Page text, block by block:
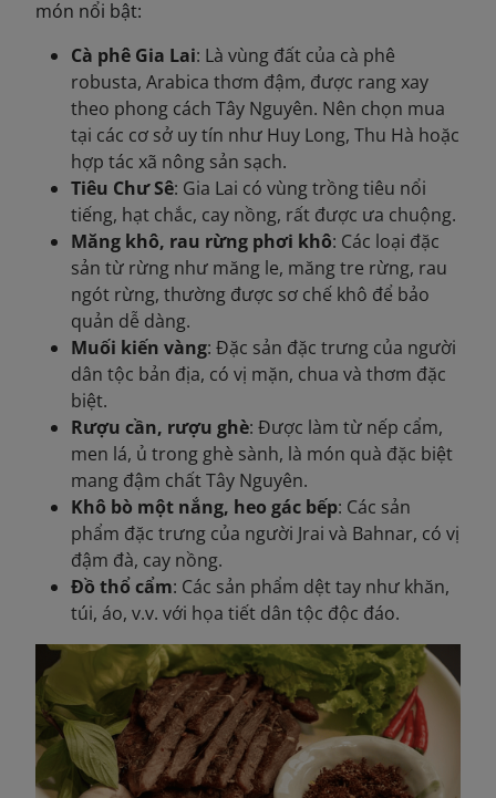
món nổi bật:
Cà phê Gia Lai: Là vùng đất của cà phê
robusta, Arabica thơm đậm, được rang xay
theo phong cách Tây Nguyên. Nên chọn mua
tại các cơ sở uy tín như Huy Long, Thu Hà hoặc
hợp tác xã nông sản sạch.
Tiêu Chư Sê: Gia Lai có vùng trồng tiêu nổi
tiếng, hạt chắc, cay nồng, rất được ưa chuộng.
Măng khô, rau rừng phơi khô: Các loại đặc
sản từ rừng như măng le, măng tre rừng, rau
ngót rừng, thường được sơ chế khô để bảo
quản dễ dàng.
Muối kiến vàng: Đặc sản đặc trưng của người
dân tộc bản địa, có vị mặn, chua và thơm đặc
biệt.
Rượu cần, rượu ghè: Được làm từ nếp cẩm,
men lá, ủ trong ghè sành, là món quà đặc biệt
mang đậm chất Tây Nguyên.
Khô bò một nắng, heo gác bếp: Các sản
phẩm đặc trưng của người Jrai và Bahnar, có vị
đậm đà, cay nồng.
Đồ thổ cẩm: Các sản phẩm dệt tay như khăn,
túi, áo, v.v. với họa tiết dân tộc độc đáo.